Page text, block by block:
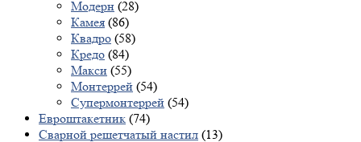
Модерн (28)
Камея (86)
Квадро (58)
Кредо (84)
Макси (55)
Монтеррей (54)
Супермонтеррей (54)
Евроштакетник (74)
Сварной решетчатый настил (13)